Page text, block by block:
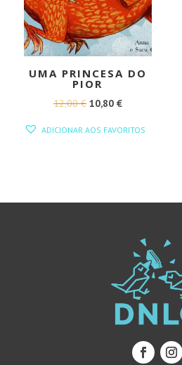
UMA PRINCESA DO
PIOR
12,00€ O
10,80 €O
ADICIONAR AOS FAVORITOS